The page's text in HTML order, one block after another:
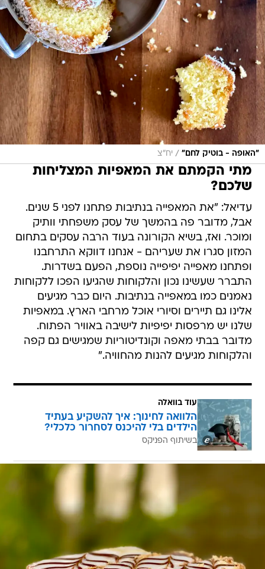
"האופה - בוטיק לחם" / יח"צ
מתי הקמתם את המאפיות המצליחות
שלכם?
עדיאל: "את המאפייה בנתיבות פתחנו לפני 5 שנים.
אבל, מדובר פה בהמשך של עסק משפחתי וותיק
ומוכר. ואז, בשיא הקורונה בעוד הרבה עסקים בתחום
המזון סגרו את שעריהם - אנחנו דווקא התרחבנו
ופתחנו מאפייה יפיפייה נוספת, הפעם בשדרות.
התברר שעשינו נכון והלקוחות שהגיעו הפכו ללקוחות
נאמנים כמו במאפייה בנתיבות. היום כבר מגיעים
אלינו גם תיירים וסיורי אוכל מרחבי הארץ. במאפיות
שלנו יש מרפסות יפיפיות לישיבה באוויר הפתוח.
מדובר בבתי מאפה וקונדיטוריות שמגישים גם קפה
והלקוחות מגיעים להנות מהחוויה."
עוד בוואלה
הלוואה לחינוך: איך להשקיע בעתיד
הילדים בלי להיכנס לסחרור כלכלי?
בשיתוף הפניקס